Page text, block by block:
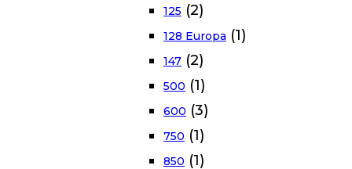
125 (2)
128 Europa (1)
147 (2)
500 (1)
600 (3)
750 (1)
850 (1)